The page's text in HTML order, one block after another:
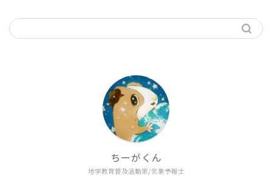
地学教育普及活動家/気象予報士
ちーがくん